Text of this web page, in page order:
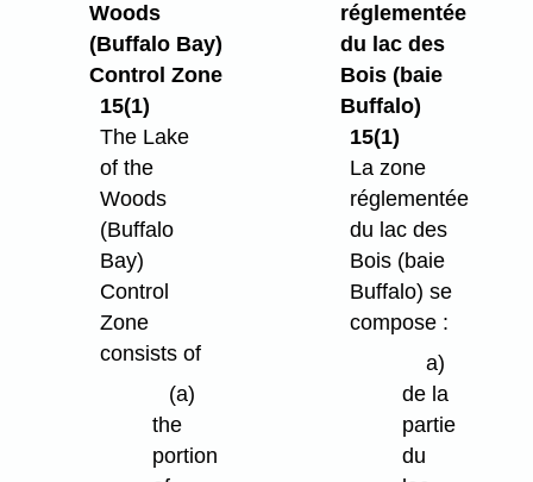
Woods
(Buffalo Bay)
Control Zone
15(1)
The Lake
of the
Woods
(Buffalo
Bay)
Control
Zone
consists of
(a)
the
portion
réglementée
du lac des
Bois (baie
Buffalo)
15(1)
La zone
réglementée
du lac des
Bois (baie
Buffalo) se
compose :
a)
de la
partie
du